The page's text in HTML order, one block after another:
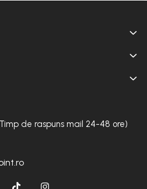
de raspuns mail 24-48 ore)